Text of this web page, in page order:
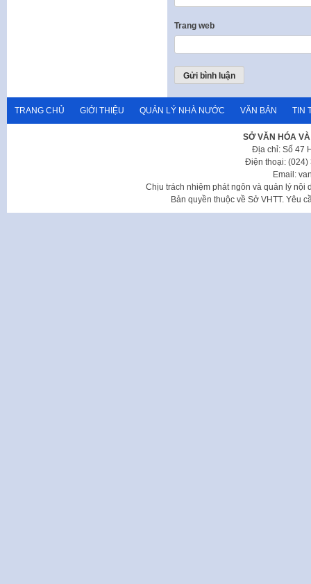
Trang web
TRANG CHỦ GIỚI THIỆU QUẢN LÝ NHÀ NƯỚC VĂN BẢN TIN
SỞ VĂN HÓA
Địa chỉ: Số 47
Điện thoại: (024)
Email:
Chịu trách nhiệm phát ngôn và quản lý nội
Bản quyền thuộc về Sở VHTT. Yêu